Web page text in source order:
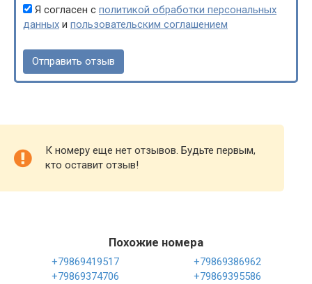
Я согласен с политикой обработки персональных
данных и пользовательским соглашением
К номеру еще нет отзывов. Будьте первым,
кто оставит отзыв!
Похожие номера
+79869419517
+79869386962
+79869374706
+79869395586